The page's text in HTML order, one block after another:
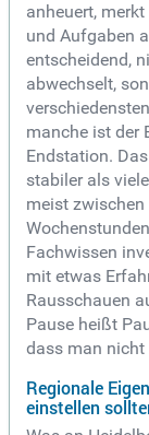
anheuert,
und Aufgaben
entscheidend,
abwechselt,
manche ist der
Endstation.
stabiler als
meist
Fachwissen
mit etwas
Rausschauen
Pause heißt
dass man
Regionale
einstellen